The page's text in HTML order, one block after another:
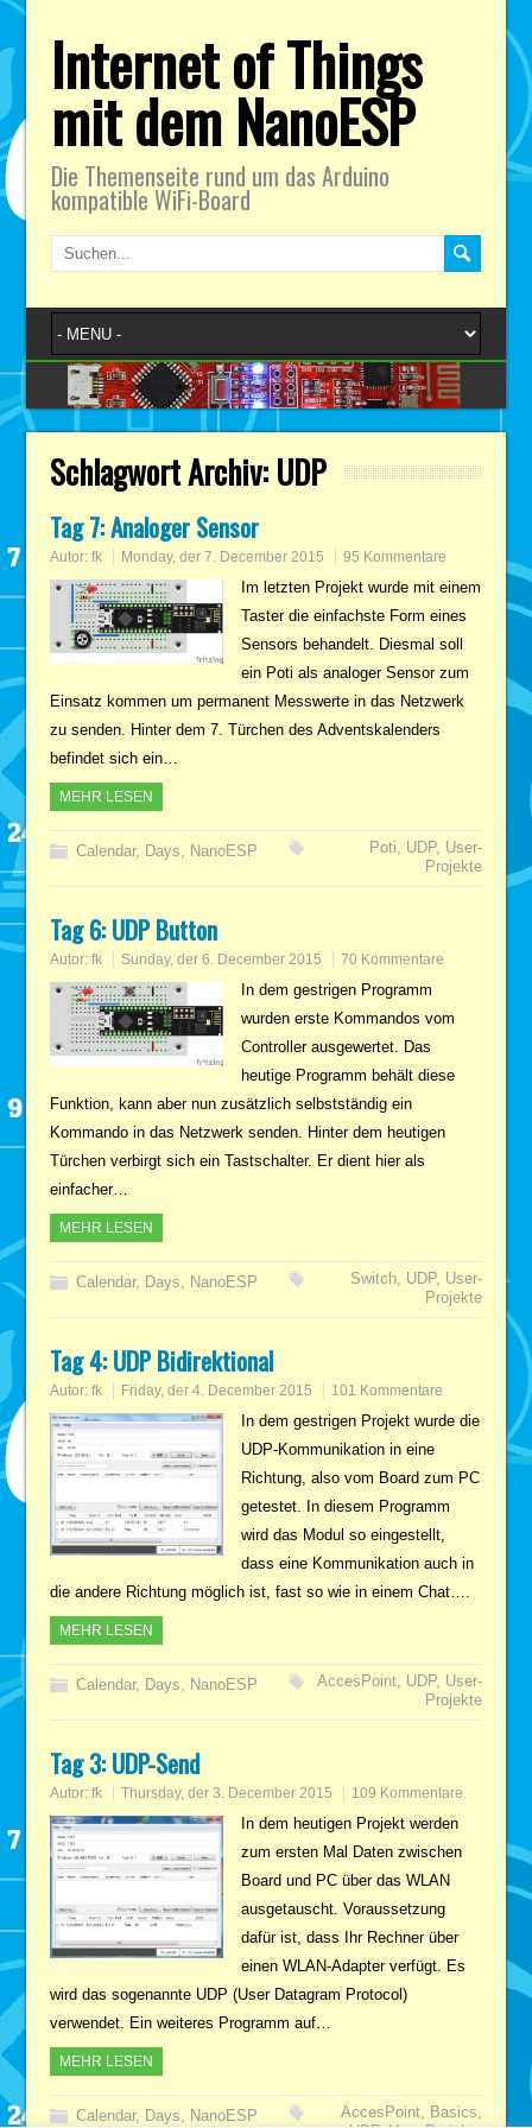
Internet of Things
mit dem NanoESP
Die Themenseite rund um das Arduino
kompatible WiFi-Board
Schlagwort Archiv: UDP
Tag 7: Analoger Sensor
Autor:fk Monday, der 7. December 2015 95 Kommentare
Im letzten Projekt wurde mit einem
Taster die einfachste Form eines
Sensors behandelt. Diesmal soll
ein Poti als analoger Sensor zum
Einsatz kommen um permanent Messwerte in das Netzwerk
zu senden. Hinter dem 7. Türchen des Adventskalenders
befindet sich ein…
MEHR LESEN
Calendar, Days NanoESP Poti UDP, User-
Projekte
Tag 6: UDP Button
Autor:fk Sunday, der 6. December 2015 70 Kommentare
In dem gestrigen Programm
wurden erste Kommandos vom
Controller ausgewertet. Das
heutige Programm behält diese
Funktion, kann aber nun zusätzlich selbstständig ein
Kommando in das Netzwerk senden. Hinter dem heutigen
Türchen verbirgt sich ein Tastschalter. Er dient hier als
einfacher…
MEHR LESEN
Calendar, Days NanoESP Switch, UDP, User-
Projekte
Tag 4: UDP Bidirektional
Autor:fk Friday, der 4. December 2015 101 Kommentare
In dem gestrigen Projekt wurde die
UDP-Kommunikation in eine
Richtung, also vom Board zum PC
getestet. In diesem Programm
wird das Modul so eingestellt,
dass eine Kommunikation auch in
die andere Richtung möglich ist, fast so wie in einem Chat….
MEHR LESEN
Calendar, Days NanoESP AccesPoint, UDP, User-
Projekte
Tag 3: UDP-Send
Autor:fk Thursday, der 3. December 2015 109 Kommentare
In dem heutigen Projekt werden
zum ersten Mal Daten zwischen
Board und PC über das WLAN
ausgetauscht. Voraussetzung
dafür ist, dass Ihr Rechner über
einen WLAN-Adapter verfügt. Es
wird das sogenannte UDP (User Datagram Protocol)
verwendet. Ein weiteres Programm auf…
MEHR LESEN
Calendar, Days NanoESP AccesPoint, Basics